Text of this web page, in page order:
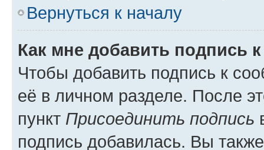
Вернуться к началу
Как мне добавить подпись
Чтобы добавить подпись к
её в личном разделе. После
пункт Присоединить подпись
подпись добавилась. Вы